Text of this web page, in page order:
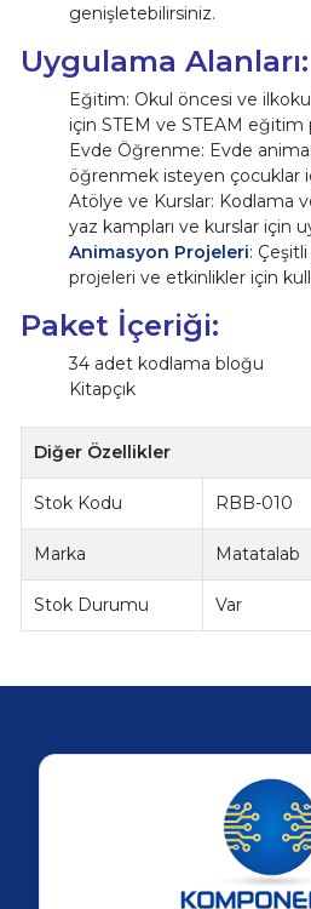
genişletebilirsiniz.
Uygulama Alanları:
Eğitim: Okul öncesi ve
için STEM ve STEAM eğitim
Evde Öğrenme: Evde
öğrenmek isteyen çocuklar
Atölye ve Kurslar: Kodlama
yaz kampları ve kurslar için
Animasyon Projeleri:
projeleri ve etkinlikler için
Paket İçeriği:
34 adet kodlama bloğu
Kitapçık
Diğer Özellikler
Stok Kodu RBB-010
Marka Matatalab
Stok Durumu Var